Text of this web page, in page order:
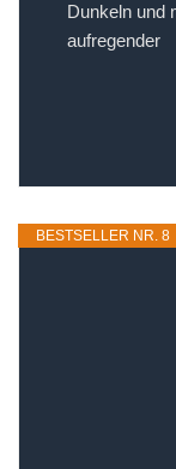
Dunkeln und
aufregender
BESTSELLER NR. 8